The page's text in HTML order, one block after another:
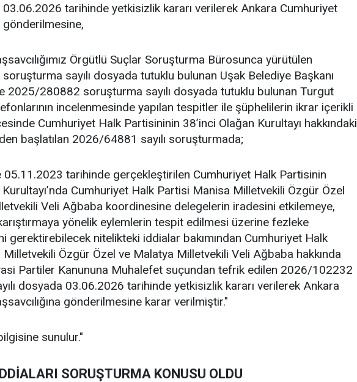
03.06.2026 tarihinde yetkisizlik kararı verilerek Ankara Cumhuriyet
gönderilmesine,
Örgütlü Suçlar Soruşturma Bürosunca yürütülen
sayılı dosyada tutuklu bulunan Uşak Belediye Başkanı
2025/280882 soruşturma sayılı dosyada tutuklu bulunan Turgut
incelenmesinde yapılan tespitler ile şüphelilerin ikrar içerikli
Cumhuriyet Halk Partisininin 38’inci Olağan Kurultayı hakkındaki
başlatılan 2026/64881 sayılı soruşturmada;
05.11.2023 tarihinde gerçekleştirilen Cumhuriyet Halk Partisinin
Kurultayı’nda Cumhuriyet Halk Partisi Manisa Milletvekili Özgür Özel
Veli Ağbaba koordinesine delegelerin iradesini etkilemeye,
yönelik eylemlerin tespit edilmesi üzerine fezleke
gerektirebilecek nitelikteki iddialar bakımından Cumhuriyet Halk
Özgür Özel ve Malatya Milletvekili Veli Ağbaba hakkında
Partiler Kanununa Muhalefet suçundan tefrik edilen 2026/102232
dosyada 03.06.2026 tarihinde yetkisizlik kararı verilerek Ankara
gönderilmesine karar verilmiştir."
sunulur."
SORUŞTURMA KONUSU OLDU